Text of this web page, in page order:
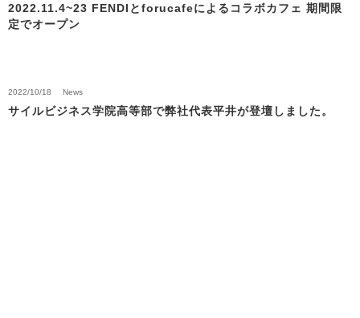
2022.11.4~23 FENDIとforucafeによるコラボカフェ 期間限
定でオープン
2022/10/18 News
サイルビジネス学院高等部で弊社代表平井が登壇しました。